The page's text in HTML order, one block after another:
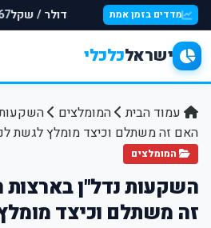
מדדים בזמן אמת דולר / שקל₪
ישראלכלכלי
עמוד הבית המומלצים
השקעות
האם זה משתלם וכיצד מומלץ לגשת
המומלצים
השקעות נדל"ן
זה משתלם וכיצד